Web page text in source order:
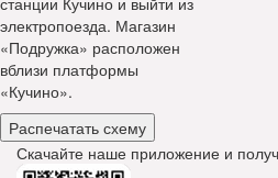
электропоезда. Магазин
«Подружка» расположен
вблизи платформы
«Кучино».
Распечатать схему
Скачайте наше приложение и